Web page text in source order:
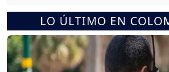
LO ÚLTIMO EN